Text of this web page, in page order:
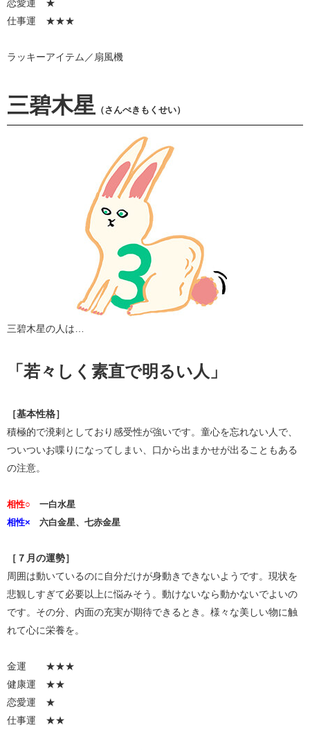
恋愛運 ★
仕事運 ★★★
ラッキーアイテム／扇風機
三碧木星 （さんぺきもくせい）
三碧木星の人は…
「若々しく素直で明るい人」
［基本性格］
積極的で溌剌としており感受性が強いです。童心を忘れない人で、
ついついお喋りになってしまい、口から出まかせが出ることもある
の注意。
相性○ 一白水星
相性× 六白金星、七赤金星
［７月の運勢］
周囲は動いているのに自分だけが身動きできないようです。現状を
悲観しすぎて必要以上に悩みそう。動けないなら動かないでよいの
です。その分、内面の充実が期待できるとき。様々な美しい物に触
れて心に栄養を。
金運 ★★★
健康運 ★★
恋愛運 ★
仕事運 ★★